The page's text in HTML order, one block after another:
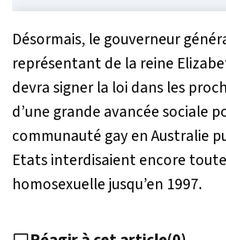
Désormais, le gouverneur
représentant de la reine
devra signer la loi dans les
d’une grande avancée sociale
communauté gay en Australie
Etats interdisaient encore
homosexuelle jusqu’en 1997.